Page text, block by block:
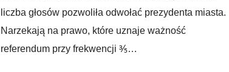
liczba głosów pozwoliła odwołać prezydenta miasta.
Narzekają na prawo, które uznaje ważność
referendum przy frekwencji ⅗…